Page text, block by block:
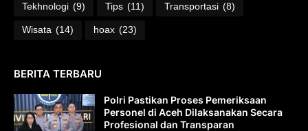
Tekhnologi (9) Tips (11) Transportasi (8)
Wisata (14) hoax (23)
BERITA TERBARU
Polri Pastikan Proses Pemeriksaan
Personel di Aceh Dilaksanakan Secara
Profesional dan Transparan